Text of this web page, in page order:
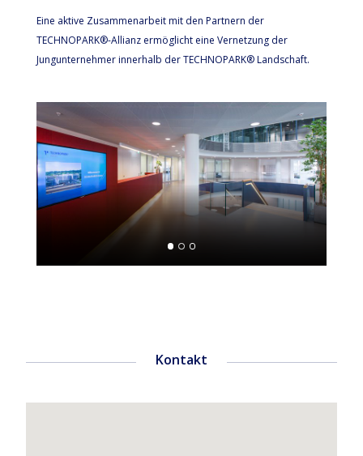
Eine aktive Zusammenarbeit mit den Partnern der
TECHNOPARK®-Allianz ermöglicht eine Vernetzung der
Jungunternehmer innerhalb der TECHNOPARK® Landschaft.
Kontakt